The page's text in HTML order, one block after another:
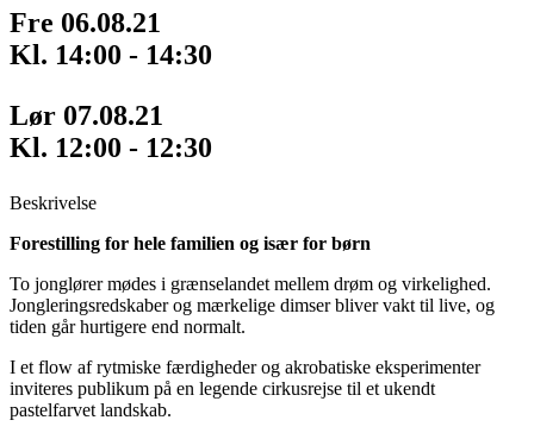
Fre 06.08.21
Kl. 14:00 - 14:30
Lør 07.08.21
Kl. 12:00 - 12:30
Beskrivelse
Forestilling for hele familien og især for børn
To jonglører mødes i grænselandet mellem drøm og virkelighed.
Jongleringsredskaber og mærkelige dimser bliver vakt til live, og
tiden går hurtigere end normalt.
I et flow af rytmiske færdigheder og akrobatiske eksperimenter
inviteres publikum på en legende cirkusrejse til et ukendt
pastelfarvet landskab.